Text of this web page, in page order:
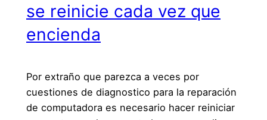
se reinicie cada vez que
encienda
Por extraño que parezca a veces por
cuestiones de diagnostico para la reparación
de computadora es necesario hacer reiniciar